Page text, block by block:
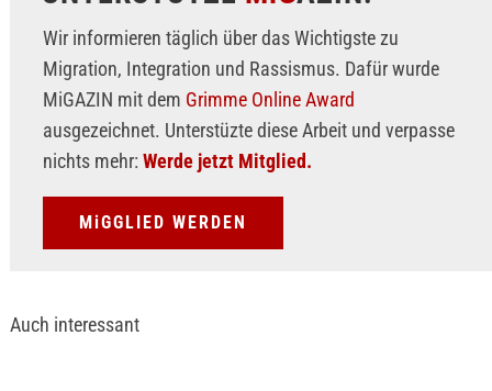
Wir informieren täglich über das Wichtigste zu
Migration, Integration und Rassismus. Dafür wurde
MiGAZIN mit dem Grimme Online Award
ausgezeichnet. Unterstüzte diese Arbeit und verpasse
nichts mehr: Werde jetzt Mitglied.
MiGGLIED WERDEN
Auch interessant